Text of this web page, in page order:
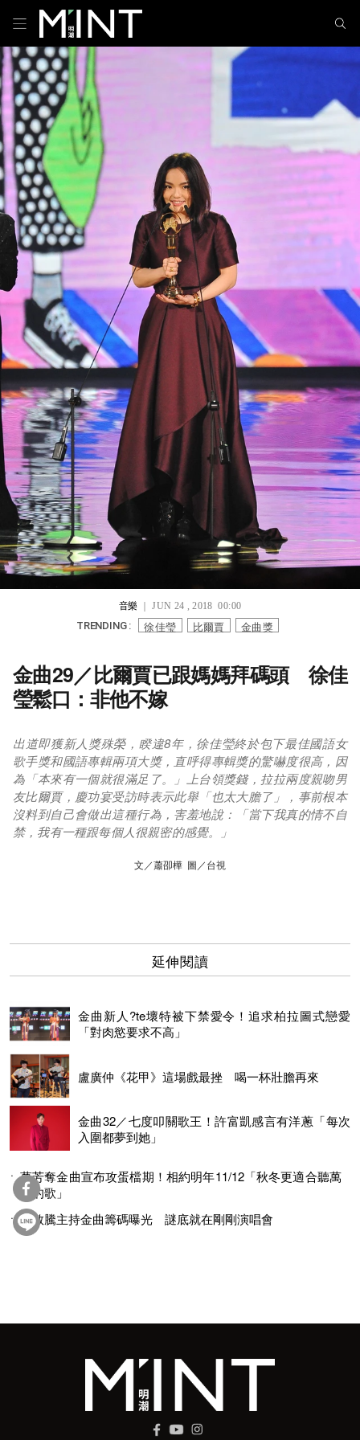
音樂｜ JUN 24 , 2018 00:00
TRENDING : 徐佳瑩 比爾賈 金曲獎
金曲29／比爾賈已跟媽媽拜碼頭 徐佳
瑩鬆口：非他不嫁
出道即獲新人獎殊榮，睽違8年，徐佳瑩終於包下最佳國語女
歌手獎和國語專輯兩項大獎，直呼得專輯獎的驚嚇度很高，因
為「本來有一個就很滿足了。」上台領獎錢，拉拉兩度親吻男
友比爾賈，慶功宴受訪時表示此舉「也太大膽了」，事前根本
沒料到自己會做出這種行為，害羞地說：「當下我真的情不自
禁，我有一種跟每個人很親密的感覺。」
文／蕭卲樺 圖／台視
延伸閱讀
金曲新人?te壞特被下禁愛令！追求柏拉圖式戀愛
「對肉慾要求不高」
盧廣仲《花甲》這場戲最挫 喝一杯壯膽再來
金曲32／七度叩關歌王！許富凱感言有洋蔥「每次
入圍都夢到她」
萬芳奪金曲宣布攻蛋檔期！相約明年11/12「秋冬更適合聽萬
芳的歌」
蕭敬騰主持金曲籌碼曝光 謎底就在剛剛演唱會